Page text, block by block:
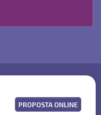
PROPOSTA ONLINE